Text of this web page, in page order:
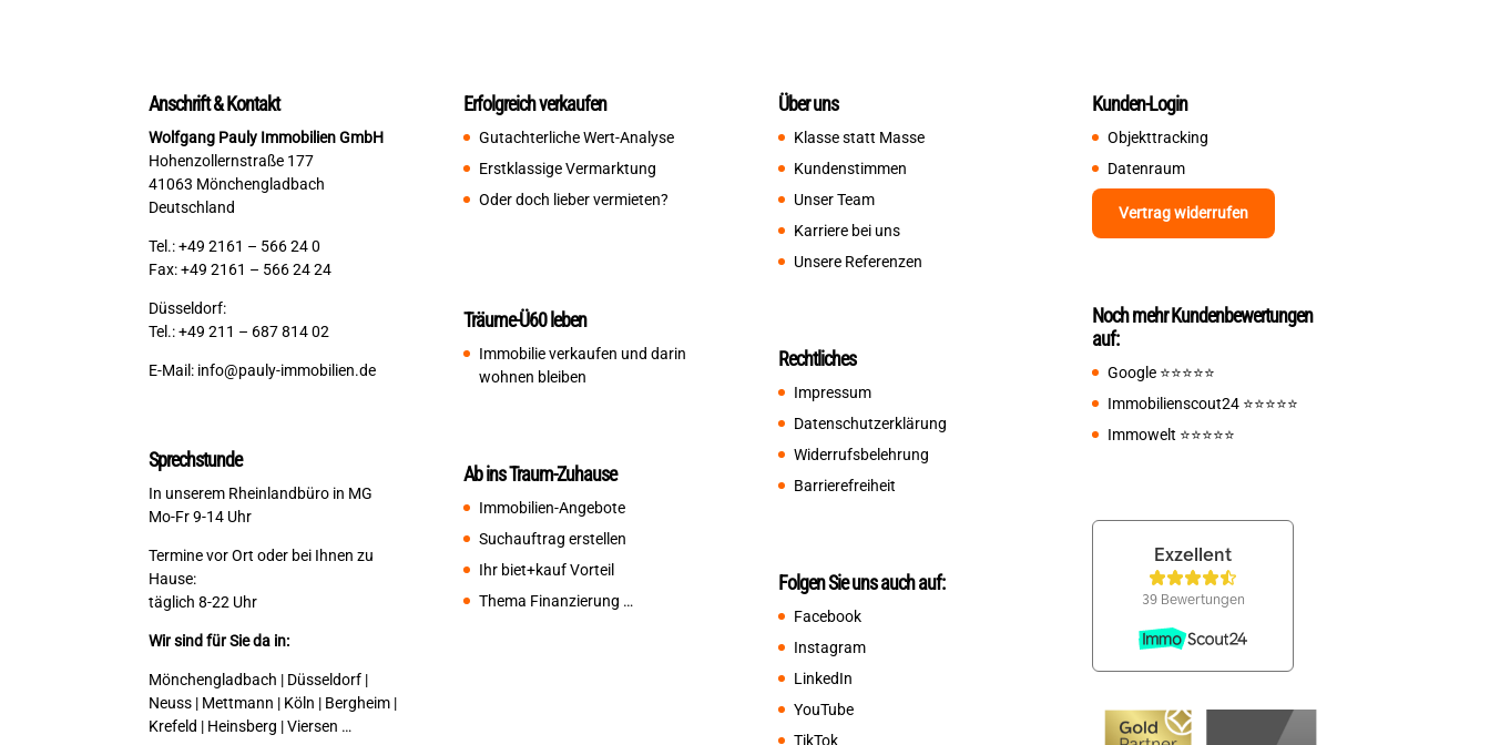
Anschrift & Kontakt
Wolfgang Pauly Immobilien GmbH
Hohenzollernstraße 177
41063 Mönchengladbach
Deutschland
Tel.: +49 2161 – 566 24 0
Fax: +49 2161 – 566 24 24
Düsseldorf:
Tel.: +49 211 – 687 814 02
E-Mail: info@pauly-immobilien.de
Sprechstunde
In unserem Rheinlandbüro in MG
Mo-Fr 9-14 Uhr
Termine vor Ort oder bei Ihnen zu
Hause:
täglich 8-22 Uhr
Wir sind für Sie da in:
Mönchengladbach | Düsseldorf |
Neuss | Mettmann | Köln | Bergheim |
Krefeld | Heinsberg | Viersen …
Erfolgreich verkaufen
Gutachterliche Wert-Analyse
Erstklassige Vermarktung
Oder doch lieber vermieten?
Träume-Ü60 leben
Immobilie verkaufen und darin
wohnen bleiben
Ab ins Traum-Zuhause
Immobilien-Angebote
Suchauftrag erstellen
Ihr biet+kauf Vorteil
Thema Finanzierung …
Über uns
Klasse statt Masse
Kundenstimmen
Unser Team
Karriere bei uns
Unsere Referenzen
Rechtliches
Impressum
Datenschutzerklärung
Widerrufsbelehrung
Barrierefreiheit
Folgen Sie uns auch auf:
Facebook
Instagram
LinkedIn
YouTube
TikTok
Kunden-Login
Objekttracking
Datenraum
Vertrag widerrufen
Noch mehr Kundenbewertungen
auf:
Google ⭐️⭐️⭐️⭐️⭐️
Immobilienscout24 ⭐️⭐️⭐️⭐️⭐️
Immowelt ⭐️⭐️⭐️⭐️⭐️